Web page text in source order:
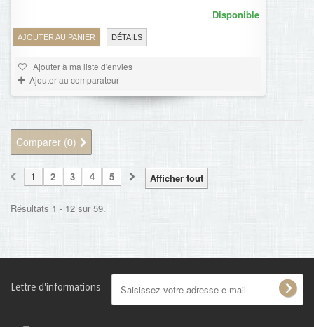
AJOUTER AU PANIER DÉTAILS
Disponible
Ajouter à ma liste d'envies
Ajouter au comparateur
Comparer (0)
Afficher tout
1 2 3 4 5
Résultats 1 - 12 sur 59.
Lettre d'informations